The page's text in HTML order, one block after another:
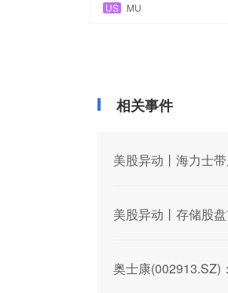
US MU
相关事件
美股异动丨海力士
美股异动丨存储股
奥士康(002913.SZ)